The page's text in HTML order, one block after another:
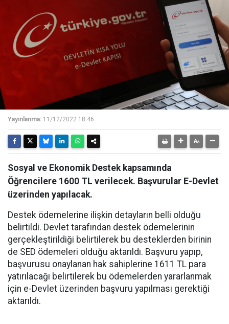
Yayınlanma: 11/12/2022 18:46
Sosyal ve Ekonomik Destek kapsamında
Öğrencilere 1600 TL verilecek. Başvurular E-Devlet
üzerinden yapılacak.
Destek ödemelerine ilişkin detayların belli olduğu
belirtildi. Devlet tarafından destek ödemelerinin
gerçekleştirildiği belirtilerek bu desteklerden birinin
de SED ödemeleri olduğu aktarıldı. Başvuru yapıp,
başvurusu onaylanan hak sahiplerine 1611 TL para
yatırılacağı belirtilerek bu ödemelerden yararlanmak
için e-Devlet üzerinden başvuru yapılması gerektiği
aktarıldı.